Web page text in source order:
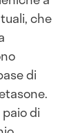
che
di
paio di